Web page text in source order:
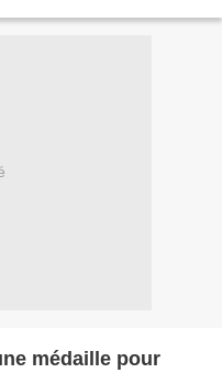
médaille pour